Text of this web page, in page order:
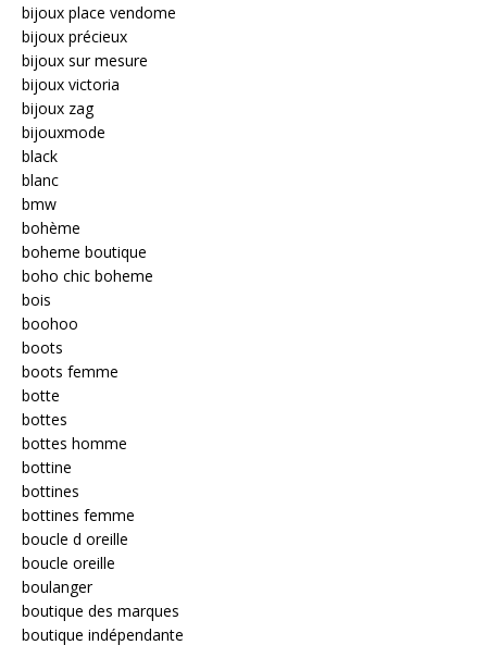
bijoux place vendome
bijoux précieux
bijoux sur mesure
bijoux victoria
bijoux zag
bijouxmode
black
blanc
bmw
bohème
boheme boutique
boho chic boheme
bois
boohoo
boots
boots femme
botte
bottes
bottes homme
bottine
bottines
bottines femme
boucle d oreille
boucle oreille
boulanger
boutique des marques
boutique indépendante